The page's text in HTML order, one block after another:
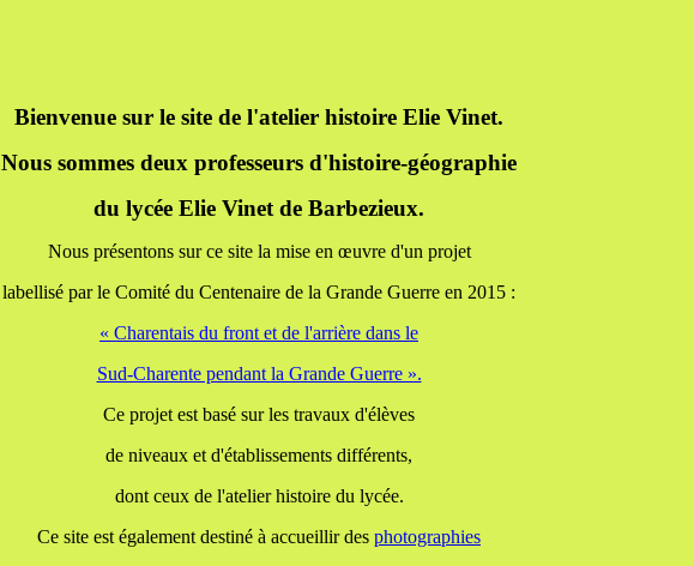
Bienvenue sur le site de l'atelier histoire Elie Vinet.
Nous sommes deux professeurs d'histoire-géographie
du lycée Elie Vinet de Barbezieux.
Nous présentons sur ce site la mise en œuvre d'un projet
labellisé par le Comité du Centenaire de la Grande Guerre en 2015 :
« Charentais du front et de l'arrière dans le
Sud-Charente pendant la Grande Guerre ».
Ce projet est basé sur les travaux d'élèves
de niveaux et d'établissements différents,
dont ceux de l'atelier histoire du lycée.
Ce site est également destiné à accueillir des photographies